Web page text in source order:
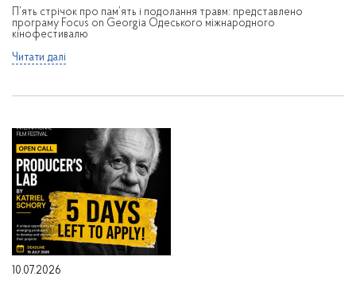
П’ять стрічок про пам’ять і подолання травм: представлено
програму Focus on Georgia Одеського міжнародного
кінофестивалю
Читати далі
10.07.2026